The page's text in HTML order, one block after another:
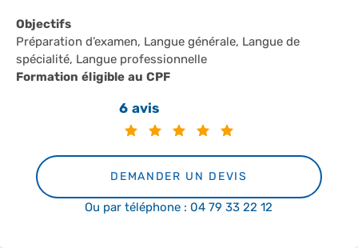
Objectifs
Préparation d’examen, Langue générale, Langue de
spécialité, Langue professionnelle
Formation éligible au CPF
6 avis
DEMANDER UN DEVIS
Ou par téléphone : 04 79 33 22 12